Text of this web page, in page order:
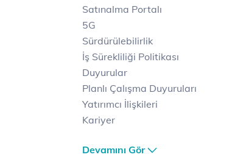
Satınalma Portalı
5G
Sürdürülebilirlik
İş Sürekliliği Politikası
Duyurular
Planlı Çalışma Duyuruları
Yatırımcı İlişkileri
Kariyer
Dağıtım
Devamını Gör